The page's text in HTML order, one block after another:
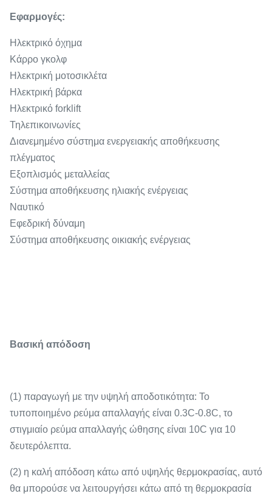
Εφαρμογές:
Ηλεκτρικό όχημα
Κάρρο γκολφ
Ηλεκτρική μοτοσικλέτα
Ηλεκτρική βάρκα
Ηλεκτρικό forklift
Τηλεπικοινωνίες
Διανεμημένο σύστημα ενεργειακής αποθήκευσης
πλέγματος
Εξοπλισμός μεταλλείας
Σύστημα αποθήκευσης ηλιακής ενέργειας
Ναυτικό
Εφεδρική δύναμη
Σύστημα αποθήκευσης οικιακής ενέργειας
Βασική απόδοση
(1) παραγωγή με την υψηλή αποδοτικότητα: Το
τυποποιημένο ρεύμα απαλλαγής είναι 0.3C-0.8C, το
στιγμιαίο ρεύμα απαλλαγής ώθησης είναι 10C για 10
δευτερόλεπτα.
(2) η καλή απόδοση κάτω από υψηλής θερμοκρασίας, αυτό
θα μπορούσε να λειτουργήσει κάτω από τη θερμοκρασία